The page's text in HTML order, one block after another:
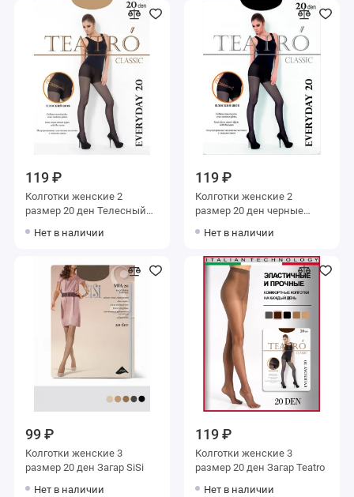
119 ₽
Колготки женские 2
размер 20 ден Телесный
Нет в наличии
119 ₽
Колготки женские 2
размер 20 ден черные
Нет в наличии
99 ₽
Колготки женские 3
размер 20 ден Загар SiSi
Нет в наличии
119 ₽
Колготки женские 3
размер 20 ден Загар Teatro
Нет в наличии